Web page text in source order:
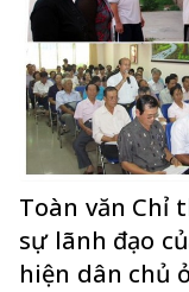
Toàn văn Chỉ
sự lãnh đạo
hiện dân chủ